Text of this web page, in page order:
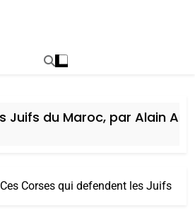
du Maroc, par Alain Amiel
Ces Corses qui defendent les Juifs